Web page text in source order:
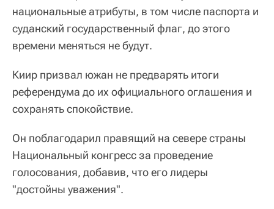
национальные атрибуты, в том числе паспорта и
суданский государственный флаг, до этого
времени меняться не будут.
Киир призвал южан не предварять итоги
референдума до их официального оглашения и
сохранять спокойствие.
Он поблагодарил правящий на севере страны
Национальный конгресс за проведение
голосования, добавив, что его лидеры
"достойны уважения".